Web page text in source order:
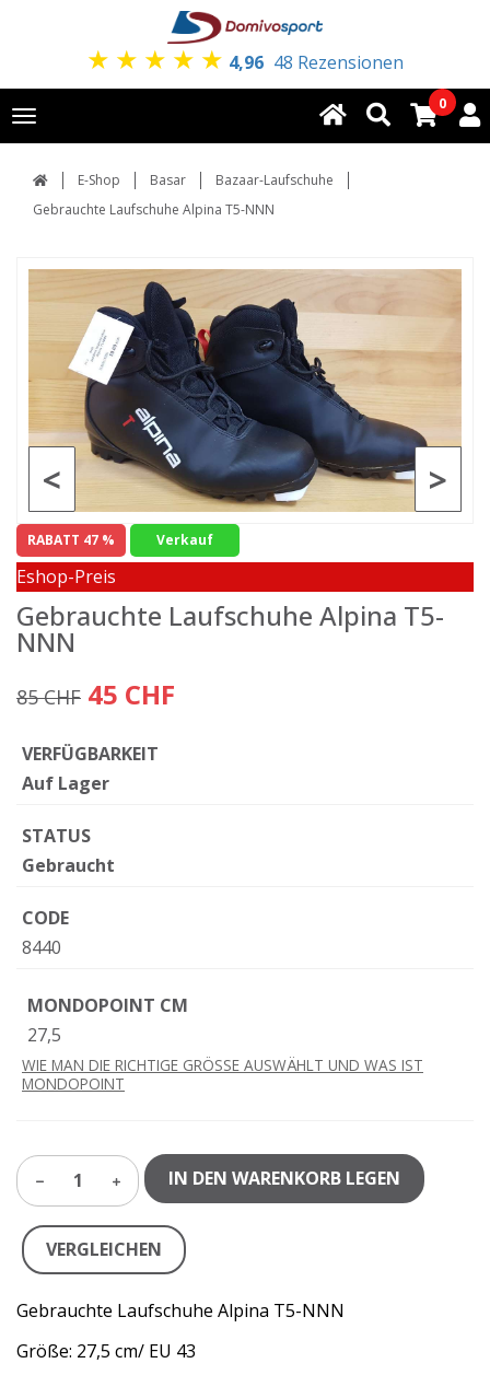
★ ★ ★ ★ ★ 4,96 48 Rezensionen
Toggle
navigation
0
E-Shop Basar
Bazaar-Laufschuhe
Gebrauchte Laufschuhe Alpina T5-NNN
>
<
RABATT 47 % Verkauf
Eshop-Preis
Gebrauchte Laufschuhe Alpina T5-
NNN
85 CHF 45 CHF
VERFÜGBARKEIT
Auf Lager
STATUS
Gebraucht
CODE
8440
MONDOPOINT CM
27,5
WIE MAN DIE RICHTIGE GRÖSSE AUSWÄHLT UND WAS IST
MONDOPOINT
1 IN DEN WARENKORB LEGEN
VERGLEICHEN
Gebrauchte Laufschuhe Alpina T5-NNN
Größe: 27,5 cm/ EU 43